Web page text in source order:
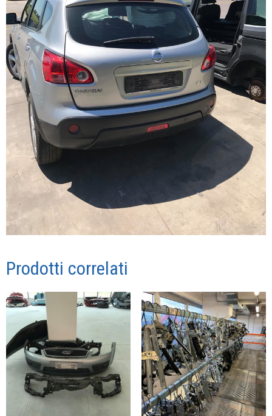
Prodotti correlati